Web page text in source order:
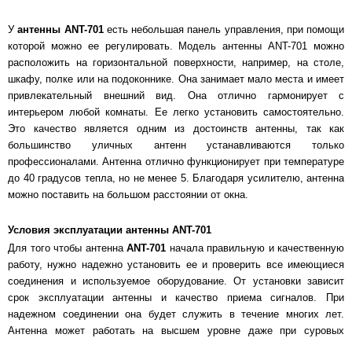
Уантенны ANT-701 есть небольшая панель управления, при помощи
которой можно ее регулировать. Модель антенны ANT-701 можно
расположить на горизонтальной поверхности, например, на столе,
шкафу, полке или на подоконнике. Она занимает мало места и имеет
привлекательный внешний вид. Она отлично гармонирует с
интерьером любой комнаты. Ее легко установить самостоятельно.
Это качество является одним из достоинств антенны, так как
большинство уличных антенн устанавливаются только
профессионалами. Антенна отлично функционирует при температуре
до 40 градусов тепла, но не менее 5. Благодаря усилителю, антенна
можно поставить на большом расстоянии от окна.
Условия эксплуатации антенны ANT-701
Для того чтобы антенна ANT-701 начала правильную и качественную
работу, нужно надежно установить ее и проверить все имеющиеся
соединения и используемое оборудование. От установки зависит
срок эксплуатации антенны и качество приема сигналов. При
надежном соединении она будет служить в течение многих лет.
Антенна может работать на высшем уровне даже при суровых